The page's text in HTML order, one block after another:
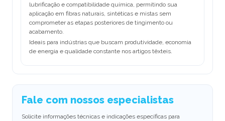
lubrificação e compatibilidade química, permitindo sua
aplicação em fibras naturais, sintéticas e mistas sem
comprometer as etapas posteriores de tingimento ou
acabamento.
Ideais para indústrias que buscam produtividade, economia
de energia e qualidade constante nos artigos têxteis.
Fale com nossos especialistas
Solicite informações técnicas e indicações específicas para